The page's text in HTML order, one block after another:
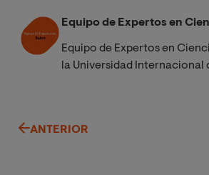
Equipo de Expertos en
Equipo de Expertos en
la Universidad Internacional
ANTERIOR